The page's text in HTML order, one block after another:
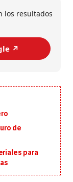
los resultados
↗️
de
para